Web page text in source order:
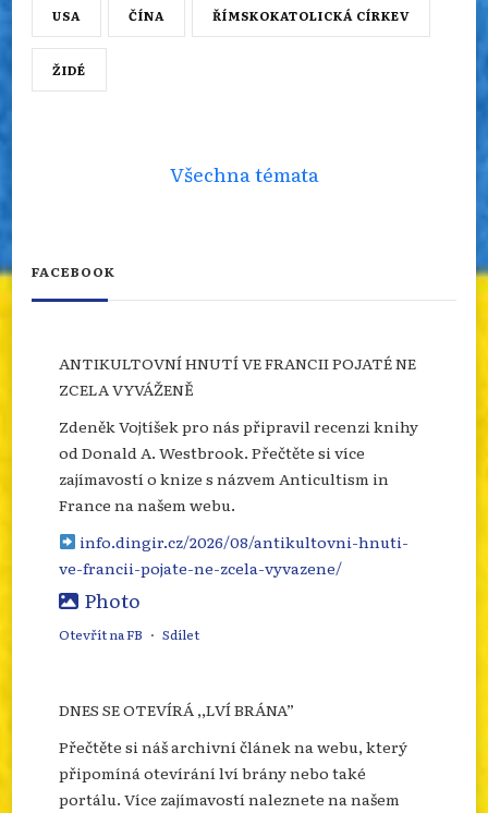
USA ČÍNA ŘÍMSKOKATOLICKÁ CÍRKEV
ŽIDÉ
Všechna témata
FACEBOOK
ANTIKULTOVNÍ HNUTÍ VE FRANCII POJATÉ NE
ZCELA VYVÁŽENĚ
Zdeněk Vojtíšek pro nás připravil recenzi knihy
od Donald A. Westbrook. Přečtěte si více
zajímavostí o knize s názvem Anticultism in
France na našem webu.
info.dingir.cz/2026/08/antikultovni-hnuti-
ve-francii-pojate-ne-zcela-vyvazene/
Photo
Otevřít na FB · Sdílet
DNES SE OTEVÍRÁ ,,LVÍ BRÁNA”
Přečtěte si náš archivní článek na webu, který
připomíná otevírání lví brány nebo také
portálu. Více zajímavostí naleznete na našem